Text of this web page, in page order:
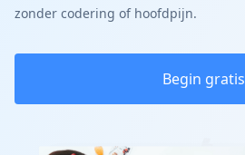
zonder codering of hoofdpijn.
Begin gratis